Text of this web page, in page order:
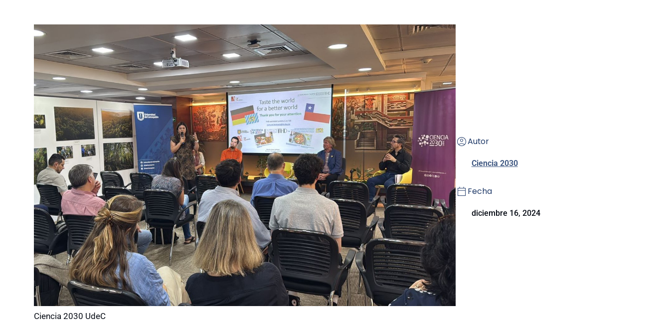
Ciencia 2030 UdeC
Autor
Ciencia 2030
Fecha
diciembre 16, 2024